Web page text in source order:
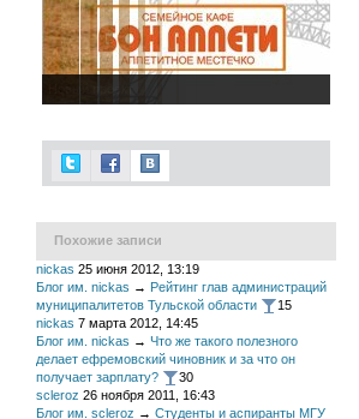
Похожие записи
nickas 25 июня 2012, 13:19
Блог им. nickas → Рейтинг глав администраций
муниципалитетов Тульской области
15
nickas 7 марта 2012, 14:45
Блог им. nickas → Что же такого полезного
делает ефремовский чиновник и за что он
получает зарплату?
30
scleroz 26 ноября 2011, 16:43
Блог им. scleroz → Студенты и аспиранты МГУ